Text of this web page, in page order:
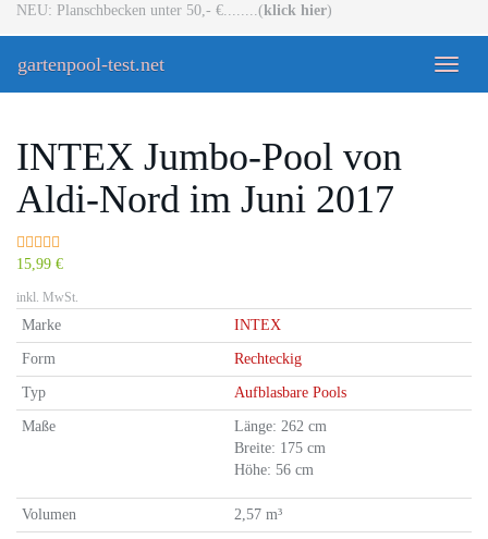
Skip
content
NEU: Planschbecken unter 50,- €........(klick hier)
Toggle
gartenpool-test.net
INTEX Jumbo-Pool von
Aldi-Nord im Juni 2017
15,99 €
inkl. MwSt.
Marke INTEX
Form Rechteckig
Typ Aufblasbare Pools
Maße
Länge: 262 cm
Breite: 175 cm
Höhe: 56 cm
Volumen 2,57 m³